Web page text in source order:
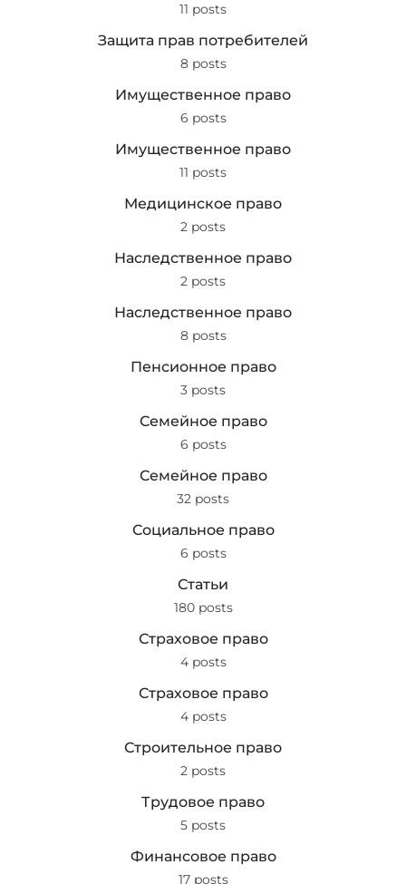
11 posts
Защита прав потребителей
8 posts
Имущественное право
6 posts
Имущественное право
11 posts
Медицинское право
2 posts
Наследственное право
2 posts
Наследственное право
8 posts
Пенсионное право
3 posts
Семейное право
6 posts
Семейное право
32 posts
Социальное право
6 posts
Статьи
180 posts
Страховое право
4 posts
Страховое право
4 posts
Строительное право
2 posts
Трудовое право
5 posts
Финансовое право
17 posts